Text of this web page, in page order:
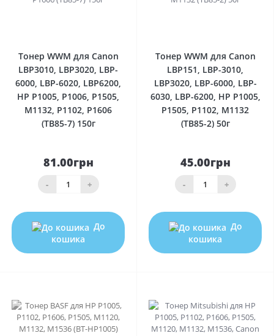
Тонер WWM для Canon
LBP3010, LBP3020, LBP-
6000, LBP-6020, LBP6200,
HP P1005, P1006, P1505,
M1132, P1102, P1606
(TB85-7) 150г
81.00грн
- +
До
кошика
Тонер WWM для Canon
LBP151, LBP-3010,
LBP3020, LBP-6000, LBP-
6030, LBP-6200, HP P1005,
P1505, P1102, M1132
(TB85-2) 50г
45.00грн
- +
До
кошика